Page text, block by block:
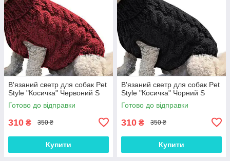
В'язаний светр для собак Pet
Style "Косичка" Червоний S
Готово до відправки
310 ₴ 350 ₴
Купити
В'язаний светр для собак Pet
Style "Косичка" Чорний S
Готово до відправки
310 ₴ 350 ₴
Купити